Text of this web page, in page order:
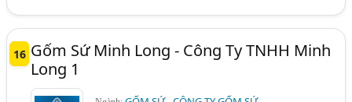
16 Gốm Sứ Minh Long - Công Ty TNHH Minh
Long 1